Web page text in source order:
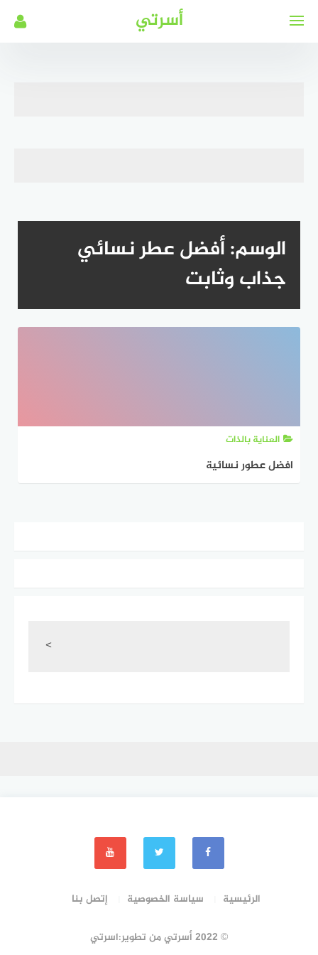
أسرتي
الوسم:أفضل عطر نسائي
جذاب وثابت
العناية بالذات
افضل عطور نسائية
<
الرئيسية سياسة الخصوصية إتصل بنا
© 2022 أسرتي من تطوير:اسرتي